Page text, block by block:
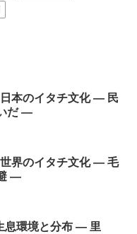
本のイタチ文化 ― 民
だ ―
界のイタチ文化 ― 毛
―
息環境と分布 ― 里